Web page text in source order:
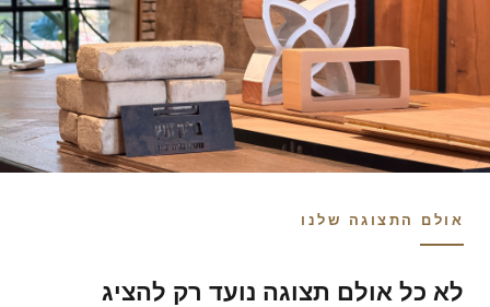
אולם התצוגה שלנו
לא כל אולם תצוגה נועד רק להציג